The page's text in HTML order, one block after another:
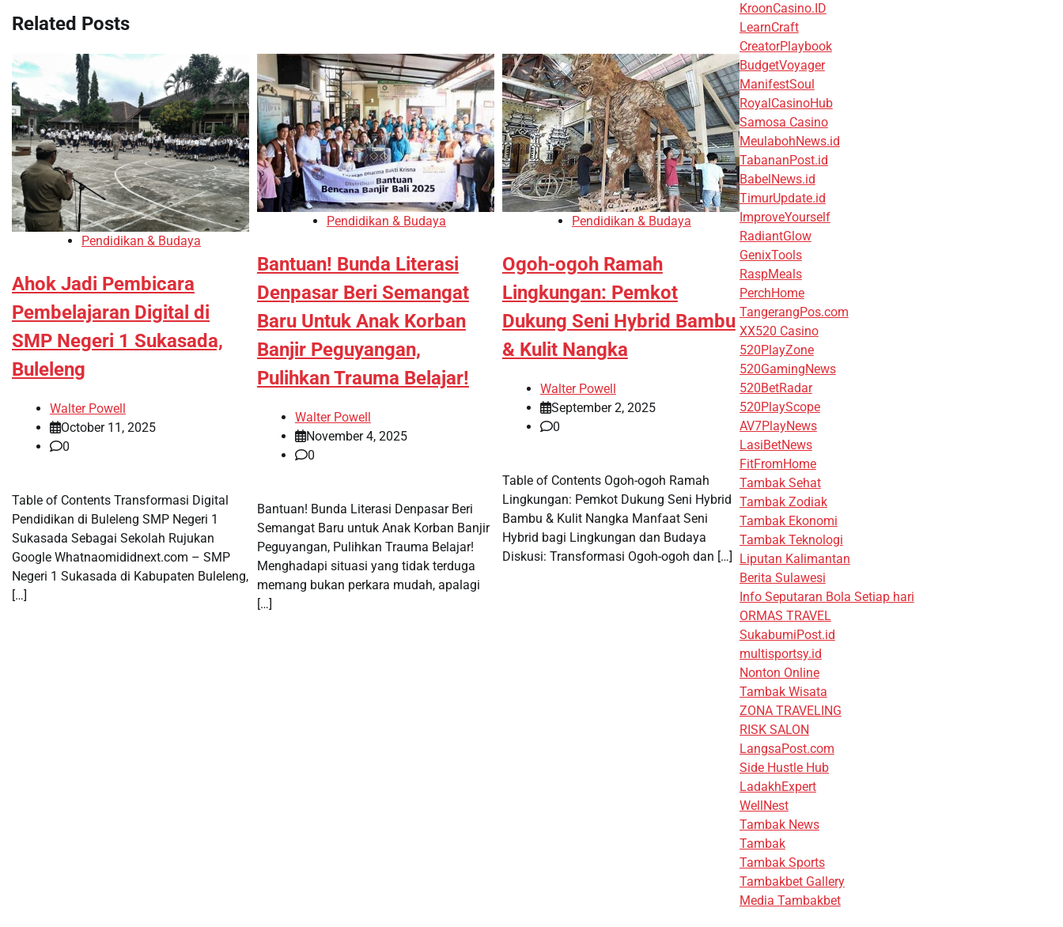
Related Posts
Pendidikan & Budaya
Ahok Jadi Pembicara
Pembelajaran Digital di
SMP Negeri 1 Sukasada,
Buleleng
Walter Powell
October 11, 2025
0
Table of Contents Transformasi Digital
Pendidikan di Buleleng SMP Negeri 1
Sukasada Sebagai Sekolah Rujukan
Google Whatnaomididnext.com – SMP
Negeri 1 Sukasada di Kabupaten Buleleng,
[…]
Pendidikan & Budaya
Bantuan! Bunda Literasi
Denpasar Beri Semangat
Baru Untuk Anak Korban
Banjir Peguyangan,
Pulihkan Trauma Belajar!
Walter Powell
November 4, 2025
0
Bantuan! Bunda Literasi Denpasar Beri
Semangat Baru untuk Anak Korban Banjir
Peguyangan, Pulihkan Trauma Belajar!
Menghadapi situasi yang tidak terduga
memang bukan perkara mudah, apalagi
[…]
Pendidikan & Budaya
Ogoh-ogoh Ramah
Lingkungan: Pemkot
Dukung Seni Hybrid Bambu
& Kulit Nangka
Walter Powell
September 2, 2025
0
Table of Contents Ogoh-ogoh Ramah
Lingkungan: Pemkot Dukung Seni Hybrid
Bambu & Kulit Nangka Manfaat Seni
Hybrid bagi Lingkungan dan Budaya
Diskusi: Transformasi Ogoh-ogoh dan […]
KroonCasino.ID
LearnCraft
CreatorPlaybook
BudgetVoyager
ManifestSoul
RoyalCasinoHub
Samosa Casino
MeulabohNews.id
TabananPost.id
BabelNews.id
TimurUpdate.id
ImproveYourself
RadiantGlow
GenixTools
RaspMeals
PerchHome
TangerangPos.com
XX520 Casino
520PlayZone
520GamingNews
520BetRadar
520PlayScope
AV7PlayNews
LasiBetNews
FitFromHome
Tambak Sehat
Tambak Zodiak
Tambak Ekonomi
Tambak Teknologi
Liputan Kalimantan
Berita Sulawesi
Info Seputaran Bola Setiap hari
ORMAS TRAVEL
SukabumiPost.id
multisportsy.id
Nonton Online
Tambak Wisata
ZONA TRAVELING
RISK SALON
LangsaPost.com
Side Hustle Hub
LadakhExpert
WellNest
Tambak News
Tambak
Tambak Sports
Tambakbet Gallery
Media Tambakbet